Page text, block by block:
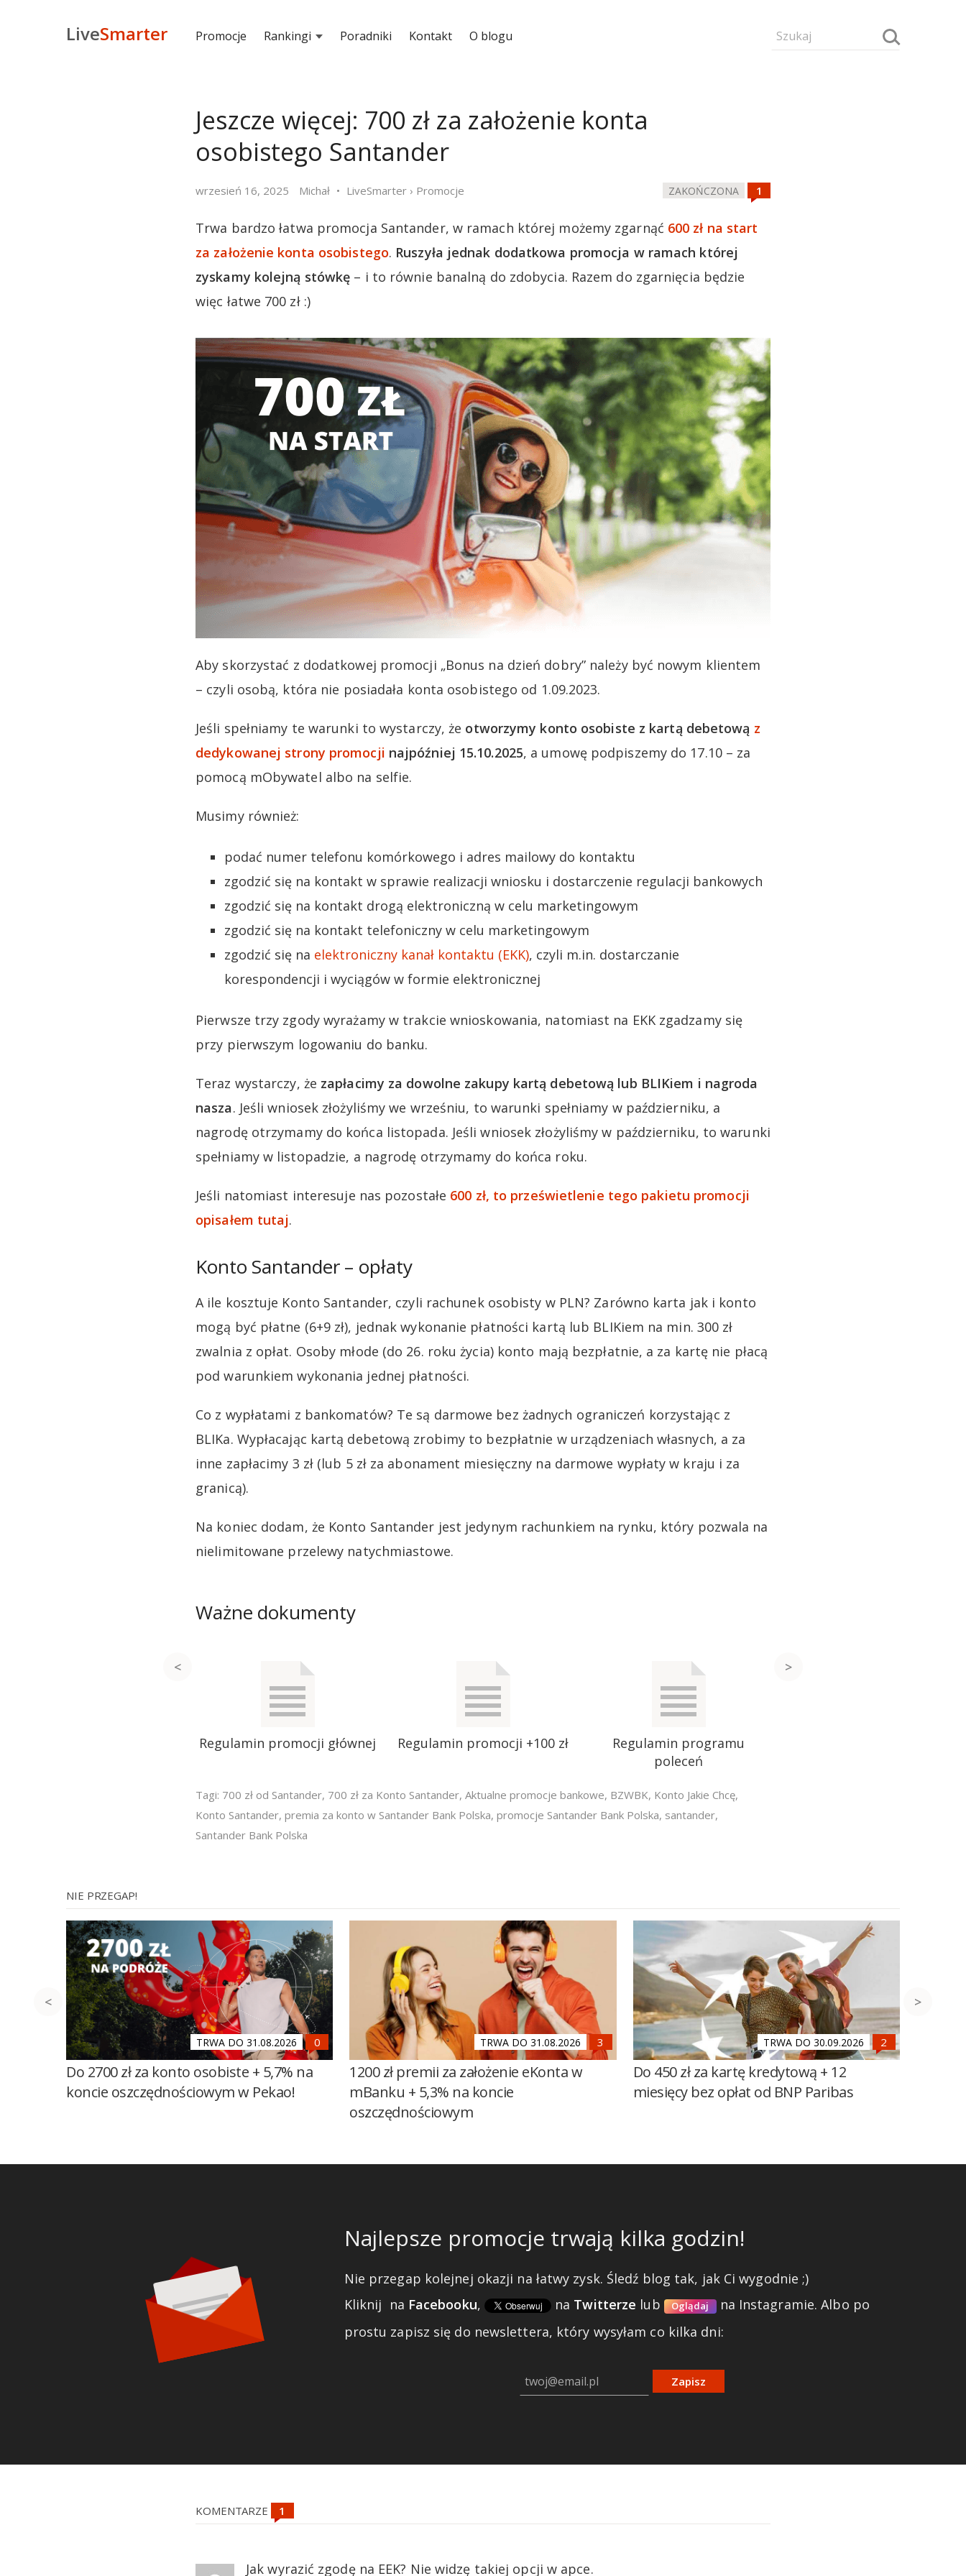
LiveSmarter Promocje Rankingi Poradniki Kontakt O blogu
Jeszcze więcej: 700 zł za założenie konta
osobistego Santander
wrzesień 16, 2025 Michał LiveSmarter › Promocje ZAKOŃCZONA
Trwa bardzo łatwa promocja Santander, w ramach której możemy zgarnąć 600 zł na start
za założenie konta osobistego. Ruszyła jednak dodatkowa promocja w ramach której
zyskamy kolejną stówkę – i to równie banalną do zdobycia. Razem do zgarnięcia będzie
więc łatwe 700 zł :)
Aby skorzystać z dodatkowej promocji „Bonus na dzień dobry” należy być nowym klientem
– czyli osobą, która nie posiadała konta osobistego od 1.09.2023.
Jeśli spełniamy te warunki to wystarczy, że otworzymy konto osobiste z kartą debetową z
dedykowanej strony promocji najpóźniej 15.10.2025, a umowę podpiszemy do 17.10 – za
pomocą mObywatel albo na selfie.
Musimy również:
podać numer telefonu komórkowego i adres mailowy do kontaktu
zgodzić się na kontakt w sprawie realizacji wniosku i dostarczenie regulacji bankowych
zgodzić się na kontakt drogą elektroniczną w celu marketingowym
zgodzić się na kontakt telefoniczny w celu marketingowym
zgodzić się na elektroniczny kanał kontaktu (EKK), czyli m.in. dostarczanie
korespondencji i wyciągów w formie elektronicznej
Pierwsze trzy zgody wyrażamy w trakcie wnioskowania, natomiast na EKK zgadzamy się
przy pierwszym logowaniu do banku.
Teraz wystarczy, że zapłacimy za dowolne zakupy kartą debetową lub BLIKiem i nagroda
nasza. Jeśli wniosek złożyliśmy we wrześniu, to warunki spełniamy w październiku, a
nagrodę otrzymamy do końca listopada. Jeśli wniosek złożyliśmy w październiku, to warunki
spełniamy w listopadzie, a nagrodę otrzymamy do końca roku.
Jeśli natomiast interesuje nas pozostałe 600 zł, to prześwietlenie tego pakietu promocji
opisałem tutaj.
Konto Santander – opłaty
A ile kosztuje Konto Santander, czyli rachunek osobisty w PLN? Zarówno karta jak i konto
mogą być płatne (6+9 zł), jednak wykonanie płatności kartą lub BLIKiem na min. 300 zł
zwalnia z opłat. Osoby młode (do 26. roku życia) konto mają bezpłatnie, a za kartę nie płacą
pod warunkiem wykonania jednej płatności.
Co z wypłatami z bankomatów? Te są darmowe bez żadnych ograniczeń korzystając z
BLIKa. Wypłacając kartą debetową zrobimy to bezpłatnie w urządzeniach własnych, a za
inne zapłacimy 3 zł (lub 5 zł za abonament miesięczny na darmowe wypłaty w kraju i za
granicą).
Na koniec dodam, że Konto Santander jest jedynym rachunkiem na rynku, który pozwala na
nielimitowane przelewy natychmiastowe.
Ważne dokumenty
Regulamin promocji głównej Regulamin promocji +100 zł
Regulamin programu
poleceń
Tagi: 700 zł od Santander, 700 zł za Konto Santander, Aktualne promocje bankowe, BZWBK, Konto Jakie Chcę,
Konto Santander, premia za konto w Santander Bank Polska, promocje Santander Bank Polska, santander,
Santander Bank Polska
NIE PRZEGAP!
TRWA DO 31.08.2026
Do 2700 zł za konto osobiste + 5,7% na
koncie oszczędnościowym w Pekao!
TRWA DO 31.08.2026
1200 zł premii za założenie eKonta w
mBanku + 5,3% na koncie
oszczędnościowym
TRWA DO 30.09.2026
Do 450 zł za kartę kredytową + 12
miesięcy bez opłat od BNP Paribas
Najlepsze promocje trwają kilka godzin!
Nie przegap kolejnej okazji na łatwy zysk. Śledź blog tak, jak Ci wygodnie ;)
Kliknij na Facebooku, na Twitterze lub Oglądaj na Instagramie.Albo po
prostu zapisz się do newslettera, który wysyłam co kilka dni:
Zapisz
KOMENTARZE
Jak wyrazić zgodę na EEK? Nie widzę takiej opcji w apce.